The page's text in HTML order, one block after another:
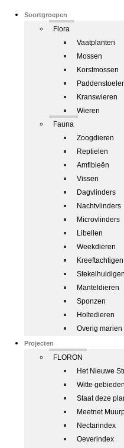
Soortgroepen
Flora
Vaatplanten
Mossen
Korstmossen
Kranswieren
Wieren
Fauna
Zoogdieren
Reptielen
Amfibieën
Vissen
Dagvlinders
Nachtvlinders
Microvlinders
Libellen
Weekdieren
Kreeftachtigen
Stekelhuidigen
Manteldieren
Sponzen
Holtedieren
Overig marien
Projecten
FLORON
Het Nieuwe
Witte gebieden
Staat deze
Meetnet
Nectarindex
Oeverindex